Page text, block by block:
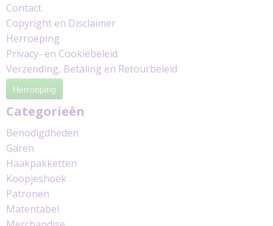
Contact
Copyright en Disclaimer
Herroeping
Privacy- en Cookiebeleid
Verzending, Betaling en Retourbeleid
Herroeping
Categorieën
Benodigdheden
Garen
Haakpakketten
Koopjeshoek
Patronen
Matentabel